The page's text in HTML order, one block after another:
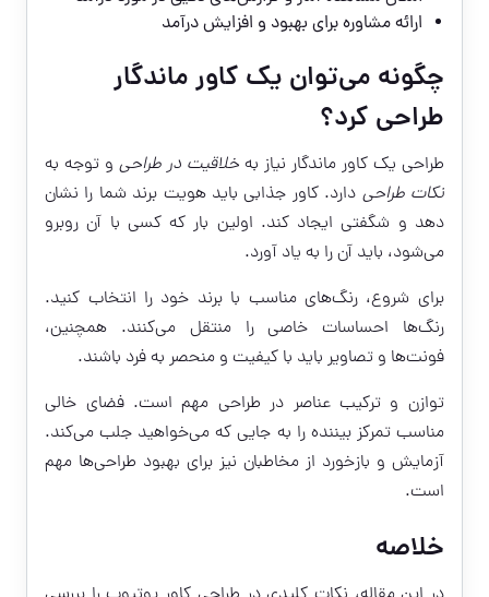
ارائه مشاوره برای بهبود و افزایش درآمد
چگونه می‌توان یک کاور ماندگار
طراحی کرد؟
طراحی یک کاور ماندگار نیاز به خلاقیت در طراحیو توجه به
نکات طراحی دارد. کاور جذابی باید هویت برند شما را نشان
دهد و شگفتی ایجاد کند. اولین بار که کسی با آن روبرو
می‌شود، باید آن را به یاد آورد.
برای شروع، رنگ‌های مناسب با برند خود را انتخاب کنید.
رنگ‌ها احساسات خاصی را منتقل می‌کنند. همچنین،
فونت‌ها و تصاویر باید با کیفیت و منحصر به فرد باشند.
توازن و ترکیب عناصر در طراحی مهم است. فضای خالی
مناسب تمرکز بیننده را به جایی که می‌خواهید جلب می‌کند.
آزمایش و بازخورد از مخاطبان نیز برای بهبود طراحی‌ها مهم
است.
خلاصه